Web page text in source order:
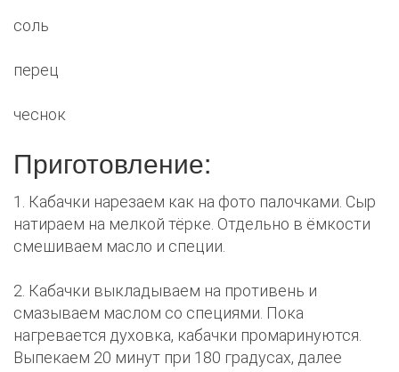
соль
перец
чеснок
Приготовление:
1. Кабачки нарезаем как на фото палочками. Сыр
натираем на мелкой тёрке. Отдельно в ёмкости
смешиваем масло и специи.
2. Кабачки выкладываем на противень и
смазываем маслом со специями. Пока
нагревается духовка, кабачки промаринуются.
Выпекаем 20 минут при 180 градусах, далее